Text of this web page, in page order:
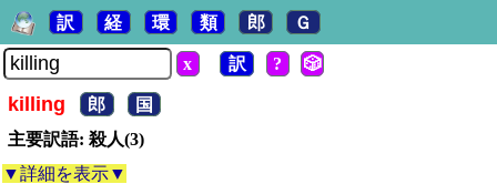
訳 経 環 類 郎 Ｇ
x 訳 ? 🎲
killing 郎
国
主要訳語: 殺人(3)
▼詳細を表示▼